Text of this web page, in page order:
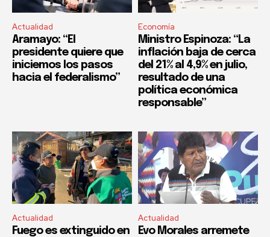
Actualidad
Aramayo: “El
presidente quiere que
iniciemos los pasos
hacia el federalismo”
Economía
Ministro Espinoza: “La
inflación baja de cerca
del 21% al 4,9% en julio,
resultado de una
política económica
responsable”
Actualidad
Fuego es extinguido en
Actualidad
Evo Morales arremete